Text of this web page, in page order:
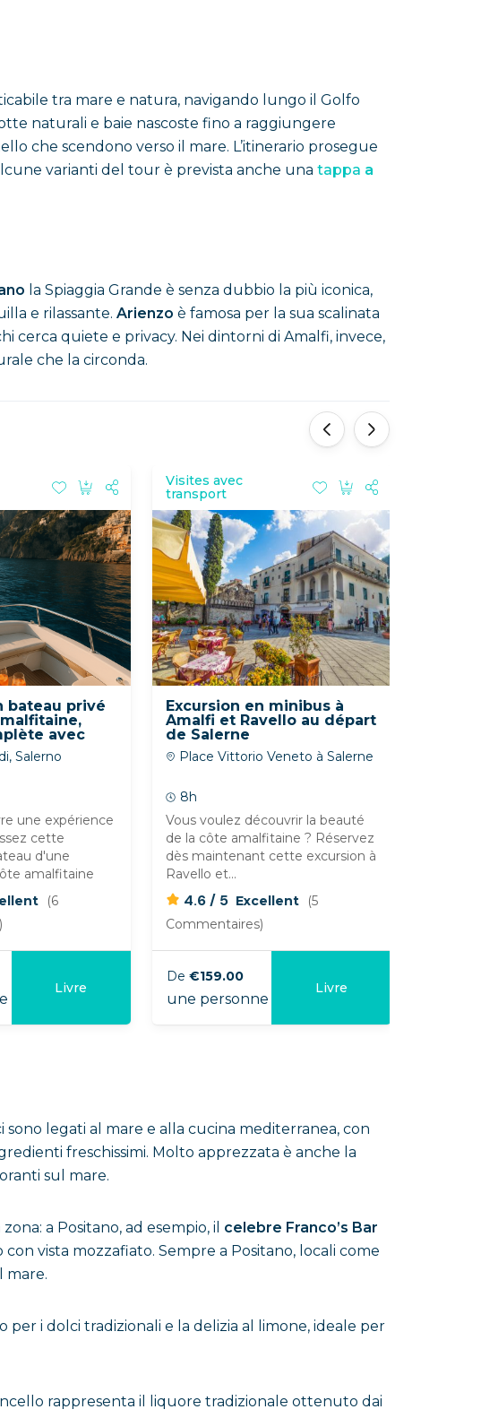
tra mare e natura, navigando lungo il Golfo
naturali e baie nascoste fino a raggiungere
che scendono verso il mare. L’itinerario prosegue
varianti del tour è prevista anche una tappa a
la Spiaggia Grande è senza dubbio la più iconica,
e rilassante. Arienzo è famosa per la sua scalinata
cerca quiete e privacy. Nei dintorni di Amalfi, invece,
che la circonda.
Visites avec
transport
Excursion en minibus à
Amalfi et Ravello au départ
de Salerne
Place Vittorio Veneto à Salerne
8h
Vous voulez découvrir la beauté
de la côte amalfitaine ? Réservez
dès maintenant cette excursion à
Ravello et...
4.6 /5 Excellent
(5
Commentaires)
De €159.00
une personne
Livre
bateau privé
avec
de
ports
Salerno
une expérience
cette
d'une
amalfitaine
(6
Livre
'
legati al mare e alla cucina mediterranea, con
freschissimi. Molto apprezzata è anche la
sul mare.
a Positano, ad esempio, il celebre Franco’s Bar
vista mozzafiato. Sempre a Positano, locali come
mare.
per i dolci tradizionali e la delizia al limone, ideale per
rappresenta il liquore tradizionale ottenuto dai